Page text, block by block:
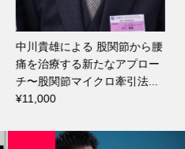
中川貴雄による 股関節から腰
痛を治療する新たなアプロー
チ〜股関節マイクロ牽引法...
¥11,000